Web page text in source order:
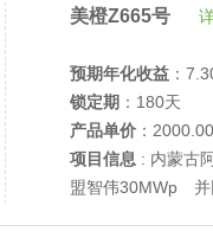
美橙Z665号
预期年化收益 ：
锁定期 ：180天
产品单价 ：
项目信息 : 内蒙古
盟智伟30MWp 并